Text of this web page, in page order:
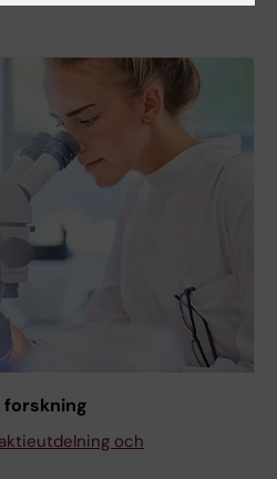
forskning
och